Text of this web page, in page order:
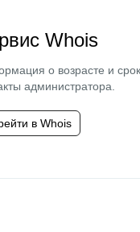
Whois
о возрасте и
администратора.
в Whois